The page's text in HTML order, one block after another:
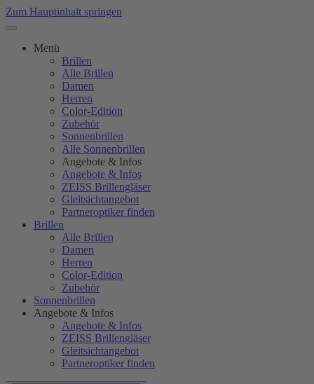
Zum Hauptinhalt springen
Menü
Brillen
Alle Brillen
Damen
Herren
Color-Edition
Zubehör
Sonnenbrillen
Alle Sonnenbrillen
Angebote & Infos
Angebote & Infos
ZEISS Brillengläser
Gleitsichtangebot
Partneroptiker finden
Brillen
Alle Brillen
Damen
Herren
Color-Edition
Zubehör
Sonnenbrillen
Angebote & Infos
Angebote & Infos
ZEISS Brillengläser
Gleitsichtangebot
Partneroptiker finden